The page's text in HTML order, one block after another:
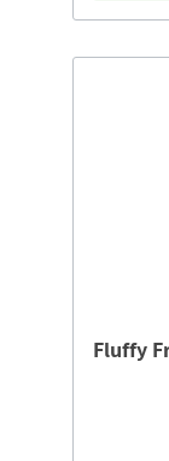
Fluffy